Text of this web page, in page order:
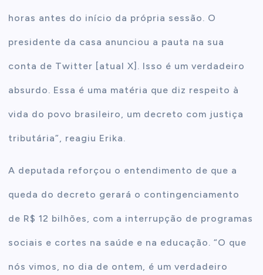
horas antes do início da própria sessão. O
presidente da casa anunciou a pauta na sua
conta de Twitter [atual X]. Isso é um verdadeiro
absurdo. Essa é uma matéria que diz respeito à
vida do povo brasileiro, um decreto com justiça
tributária”, reagiu Erika.
A deputada reforçou o entendimento de que a
queda do decreto gerará o contingenciamento
de R$ 12 bilhões, com a interrupção de programas
sociais e cortes na saúde e na educação. “O que
nós vimos, no dia de ontem, é um verdadeiro